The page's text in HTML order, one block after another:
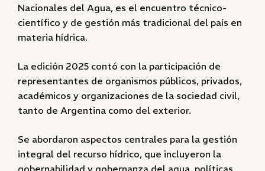
Nacionales del Agua, es el encuentro técnico-
científico y de gestión más tradicional del país en
materia hídrica.
La edición 2025 contó con la participación de
representantes de organismos públicos, privados,
académicos y organizaciones de la sociedad civil,
tanto de Argentina como del exterior.
Se abordaron aspectos centrales para la gestión
integral del recurso hídrico, que incluyeron la
gobernabilidad y gobernanza del agua, políticas